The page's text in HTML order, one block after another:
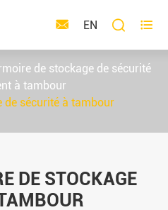
 EN  
de stockage de sécurité
à tambour
de sécurité à tambour
DE STOCKAGE